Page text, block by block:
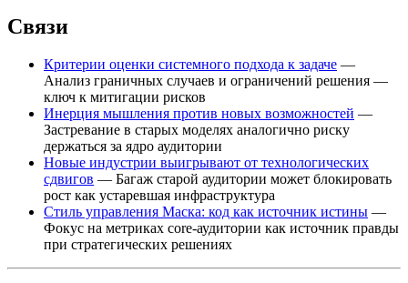
Связи
Критерии оценки системного подхода к задаче —
Анализ граничных случаев и ограничений решения —
ключ к митигации рисков
Инерция мышления против новых возможностей —
Застревание в старых моделях аналогично риску
держаться за ядро аудитории
Новые индустрии выигрывают от технологических
сдвигов — Багаж старой аудитории может блокировать
рост как устаревшая инфраструктура
Стиль управления Маска: код как источник истины —
Фокус на метриках core-аудитории как источник правды
при стратегических решениях